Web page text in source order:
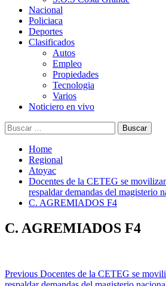
Nacional
Policiaca
Deportes
Clasificados
Autos
Empleo
Propiedades
Tecnologia
Varios
Noticiero en vivo
Buscar:
Home
Regional
Atoyac
Docentes de la CETEG se
respaldar demandas del magisterio
C. AGREMIADOS F4
C. AGREMIADOS F4
Post
Previous Docentes de la CETEG se